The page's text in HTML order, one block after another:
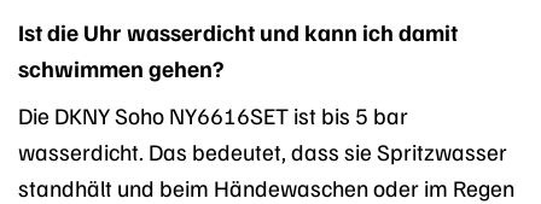
Ist die Uhr wasserdicht und kann ich damit
schwimmen gehen?
Die DKNY Soho NY6616SET ist bis 5 bar
wasserdicht. Das bedeutet, dass sie Spritzwasser
standhält und beim Händewaschen oder im Regen